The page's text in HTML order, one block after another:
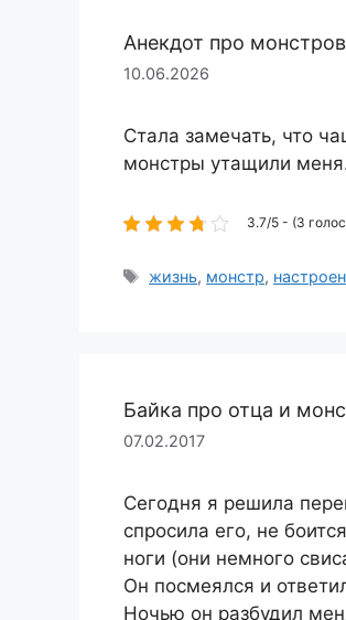
Анекдот про монстров
10.06.2026
Стала замечать, что
монстры утащили
3.7/5 - (3
Метки
жизнь, монстр,
Байка про отца и
07.02.2017
Сегодня я решила
спросила его, не
ноги (они немного
Он посмеялся и
Ночью он разбудил